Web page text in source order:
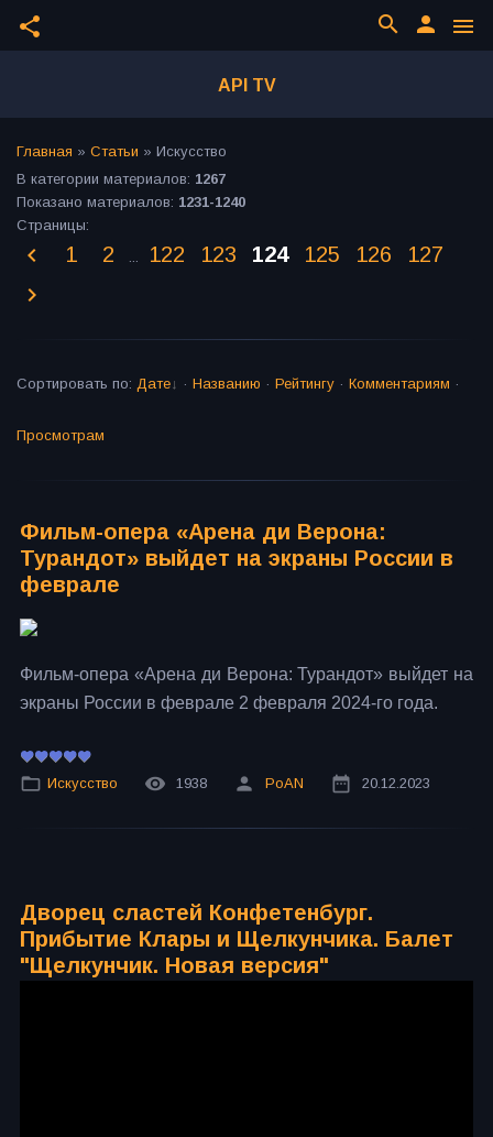
share menu
person
search
API TV
Главная » Статьи » Искусство
В категории материалов: 1267
Показано материалов: 1231-1240
Страницы:
1 2 ... 122 123 124 125 126 127
Сортировать по: Дате · Названию · Рейтингу · Комментариям ·
Просмотрам
Фильм-опера «Арена ди Верона:
Турандот» выйдет на экраны России в
феврале
Фильм-опера «Арена ди Верона: Турандот» выйдет на
экраны России в феврале 2 февраля 2024-го года.
Искусство 1938 PoAN 20.12.2023
Дворец сластей Конфетенбург.
Прибытие Клары и Щелкунчика. Балет
"Щелкунчик. Новая версия"